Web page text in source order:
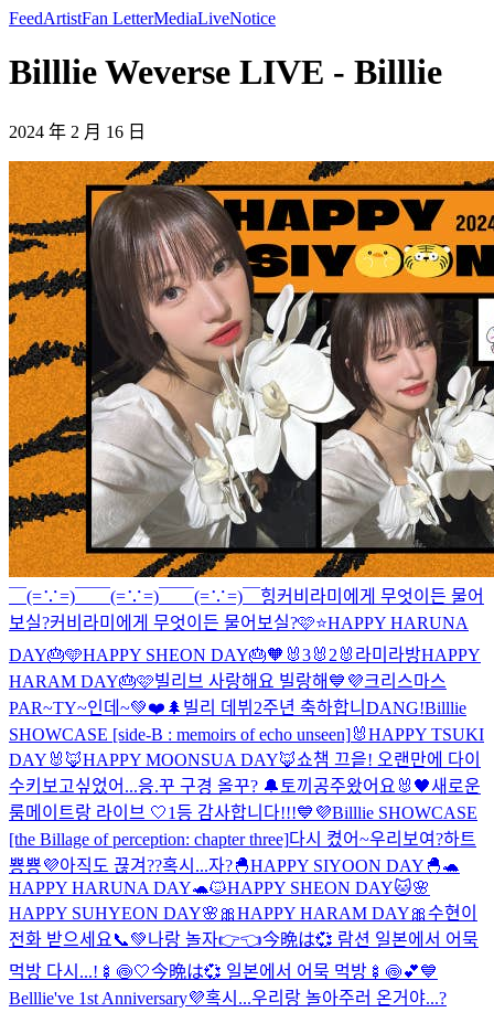
FeedArtistFan LetterMediaLiveNotice
Billlie Weverse LIVE - Billlie
2024 年 2 月 16 日
￣(=∵=)￣ ￣(=∵=)￣ ￣(=∵=)￣ 힝커비라미에게 무엇이든 물어
보실?커비라미에게 무엇이든 물어보실?🩷⭐️HAPPY HARUNA
DAY🎂🩵HAPPY SHEON DAY🎂🧡 🐰3🐰2 🐰 라미라방HAPPY
HARAM DAY🎂🩷빌리브 사랑해요 빌랑해💙💜크리스마스
PAR~TY~인데~💚❤️🌲 빌리 데뷔2주년 축하합니DANG!Billlie
SHOWCASE [side-B : memoirs of echo unseen]🐰HAPPY TSUKI
DAY🐰 🦊HAPPY MOONSUA DAY🦊쇼챔 끄읕! 오랜만에 다이
수키 보고싶었어...응.꾸 구경 올꾸? 🔔 토끼공주왔어요🐰 🖤새로운
룸메이트랑 라이브 🤍1등 감사합니다!!!💙💜Billlie SHOWCASE
[the Billage of perception: chapter three]다시 켰어~우리보여?하트
뿅뿅💜아직도 끊겨??혹시...자?🐣HAPPY SIYOON DAY🐣🐢
HAPPY HARUNA DAY🐢🐱HAPPY SHEON DAY🐱🌸
HAPPY SUHYEON DAY🌸 🎀HAPPY HARAM DAY🎀수현이
전화 받으세요📞💚나랑 놀자👉👈今晩は💞 람션 일본에서 어묵
먹방 다시...!🍢🍥🤍今晩は💞 일본에서 어묵 먹방🍢🍥💕💙
Belllie've 1st Anniversary💜혹시...우리랑 놀아주러 온거야...?